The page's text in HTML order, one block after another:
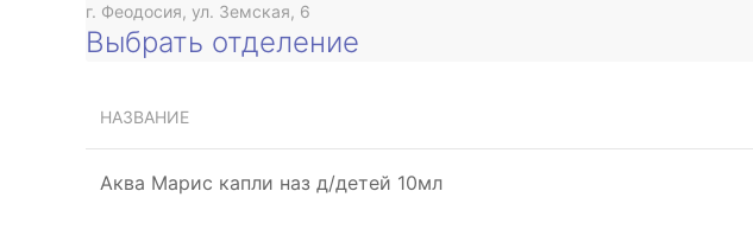
г. Феодосия, ул. Земская, 6
Выбрать отделение
НАЗВАНИЕ
Аква Марис капли наз д/детей 10мл